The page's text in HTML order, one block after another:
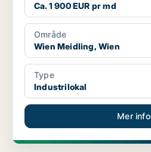
Ca. 1 900 EUR pr md
Område
Wien Meidling, Wien
Type
Industrilokal
Mer info